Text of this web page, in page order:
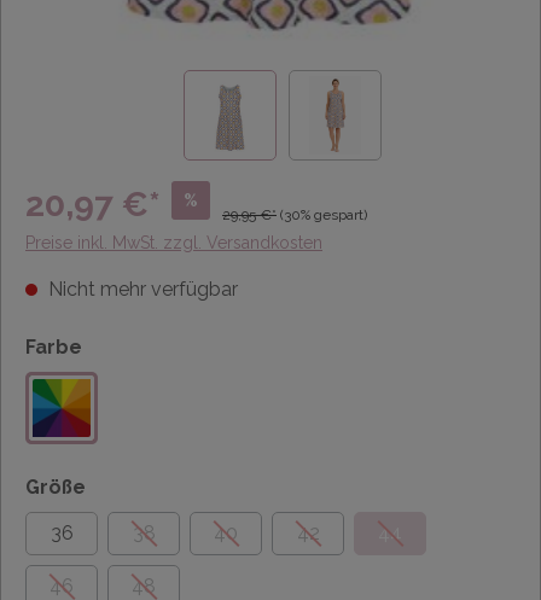
20,97 €* %
29,95 €* (30% gespart)
Preise inkl. MwSt. zzgl. Versandkosten
Nicht mehr verfügbar
Farbe
Größe
36
38 40 42 44
46 48